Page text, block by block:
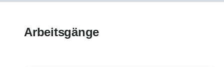
Arbeitsgänge